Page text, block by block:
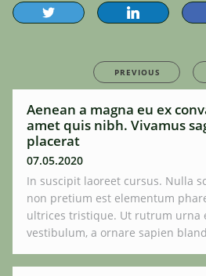
PREVIOUS
Aenean a magna eu ex
amet quis nibh. Vivamus
placerat
07.05.2020
In suscipit laoreet cursus. Nulla
non pretium est elementum
ultrices tristique. Ut rutrum urna
vestibulum, a ornare sapien